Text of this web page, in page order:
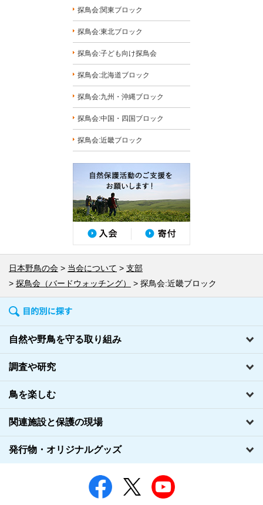
探鳥会:関東ブロック
探鳥会:東北ブロック
探鳥会:子ども向け探鳥会
探鳥会:北海道ブロック
探鳥会:九州・沖縄ブロック
探鳥会:中国・四国ブロック
探鳥会:近畿ブロック
日本野鳥の会 当会について
支部
探鳥会（バードウォッチング）
探鳥会:近畿ブロック
自然や野鳥を守る取り組み
調査や研究
鳥を楽しむ
関連施設と保護の現場
発行物・オリジナルグッズ